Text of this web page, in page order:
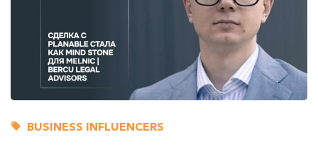
BUSINESS INFLUENCERS